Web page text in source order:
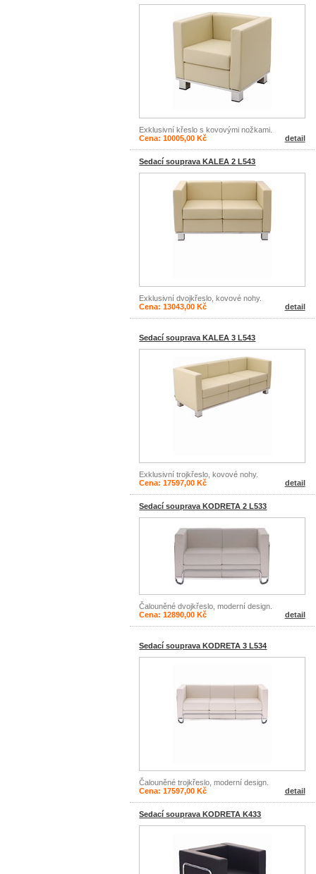
Exklusivní křeslo s kovovými nožkami.
detail
Cena: 10005,00 Kč
Sedací souprava KALEA 2 L543
Exklusivní dvojkřeslo, kovové nohy.
detail
Cena: 13043,00 Kč
Sedací souprava KALEA 3 L543
Exklusivní trojkřeslo, kovové nohy.
detail
Cena: 17597,00 Kč
Sedací souprava KODRETA 2 L533
Čalouněné dvojkřeslo, moderní design.
detail
Cena: 12890,00 Kč
Sedací souprava KODRETA 3 L534
Čalouněné trojkřeslo, moderní design.
detail
Cena: 17597,00 Kč
Sedací souprava KODRETA K433